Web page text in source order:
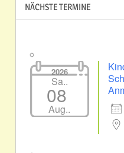
NÄCHSTE TERMINE
2026
Sa..
08
Aug..